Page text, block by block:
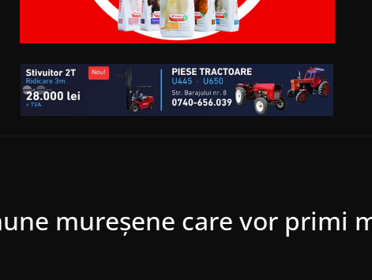
mureșene care vor primi